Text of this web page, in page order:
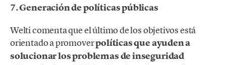
7. Generación de políticas públicas
Welti comenta que el último de los objetivos está
orientado a promoverpolíticas que ayuden a
solucionar los problemas de inseguridad